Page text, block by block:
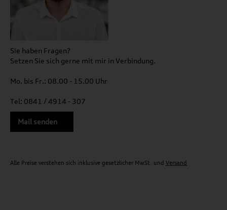
Sie haben Fragen?
Setzen Sie sich gerne mit mir in Verbindung.
Mo. bis Fr.: 08.00 - 15.00 Uhr
Tel: 0841 / 4914 - 307
Mail senden
Alle Preise verstehen sich inklusive gesetzlicher MwSt. und Versand